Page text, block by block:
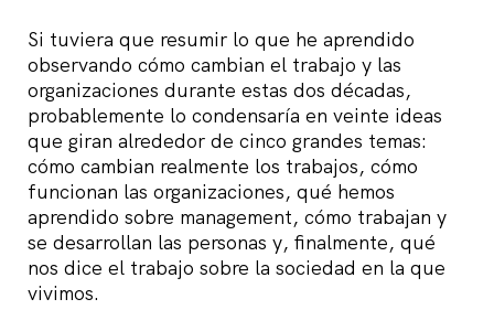
Si tuviera que resumir lo que he aprendido
observando cómo cambian el trabajo y las
organizaciones durante estas dos décadas,
probablemente lo condensaría en veinte ideas
que giran alrededor de cinco grandes temas:
cómo cambian realmente los trabajos, cómo
funcionan las organizaciones, qué hemos
aprendido sobre management, cómo trabajan y
se desarrollan las personas y, finalmente, qué
nos dice el trabajo sobre la sociedad en la que
vivimos.